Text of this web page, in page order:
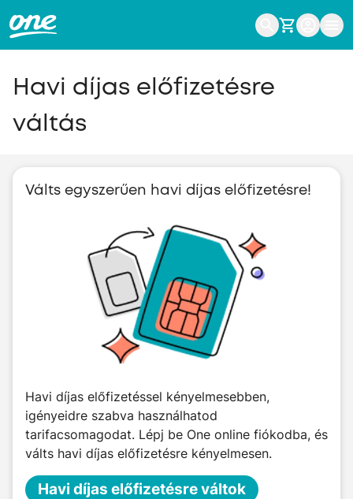
Havi díjas előfizetésre
váltás
Havi díjas előfizetéssel kényelmesebben,
igényeidre szabva használhatod
tarifacsomagodat. Lépj be One online fiókodba, és
válts havi díjas előfizetésre kényelmesen.
Havi díjas előfizetésre váltok
Válts egyszerűen havi díjas előfizetésre!